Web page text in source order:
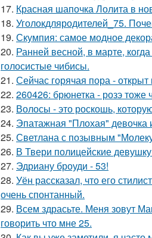
17. Красная шапочка Лолита в
18. Уголокдляродителей_75.
19. Скумпия: самое модное
20. Ранней весной, в марте,
голосистые чибисы.
21. Сейчас горячая пора -
22. 260426: брюнетка - розэ тоже
23. Волосы - это роскошь,
24. Эпатажная "Плохая" девочка
25. Светлана с позывным
26. В Твери полицейские
27. Эдриану броуди - 53!
28. Уён рассказал, что его
очень спонтанный.
29. Всем здрасьте. Меня зовут
говорить что мне 25.